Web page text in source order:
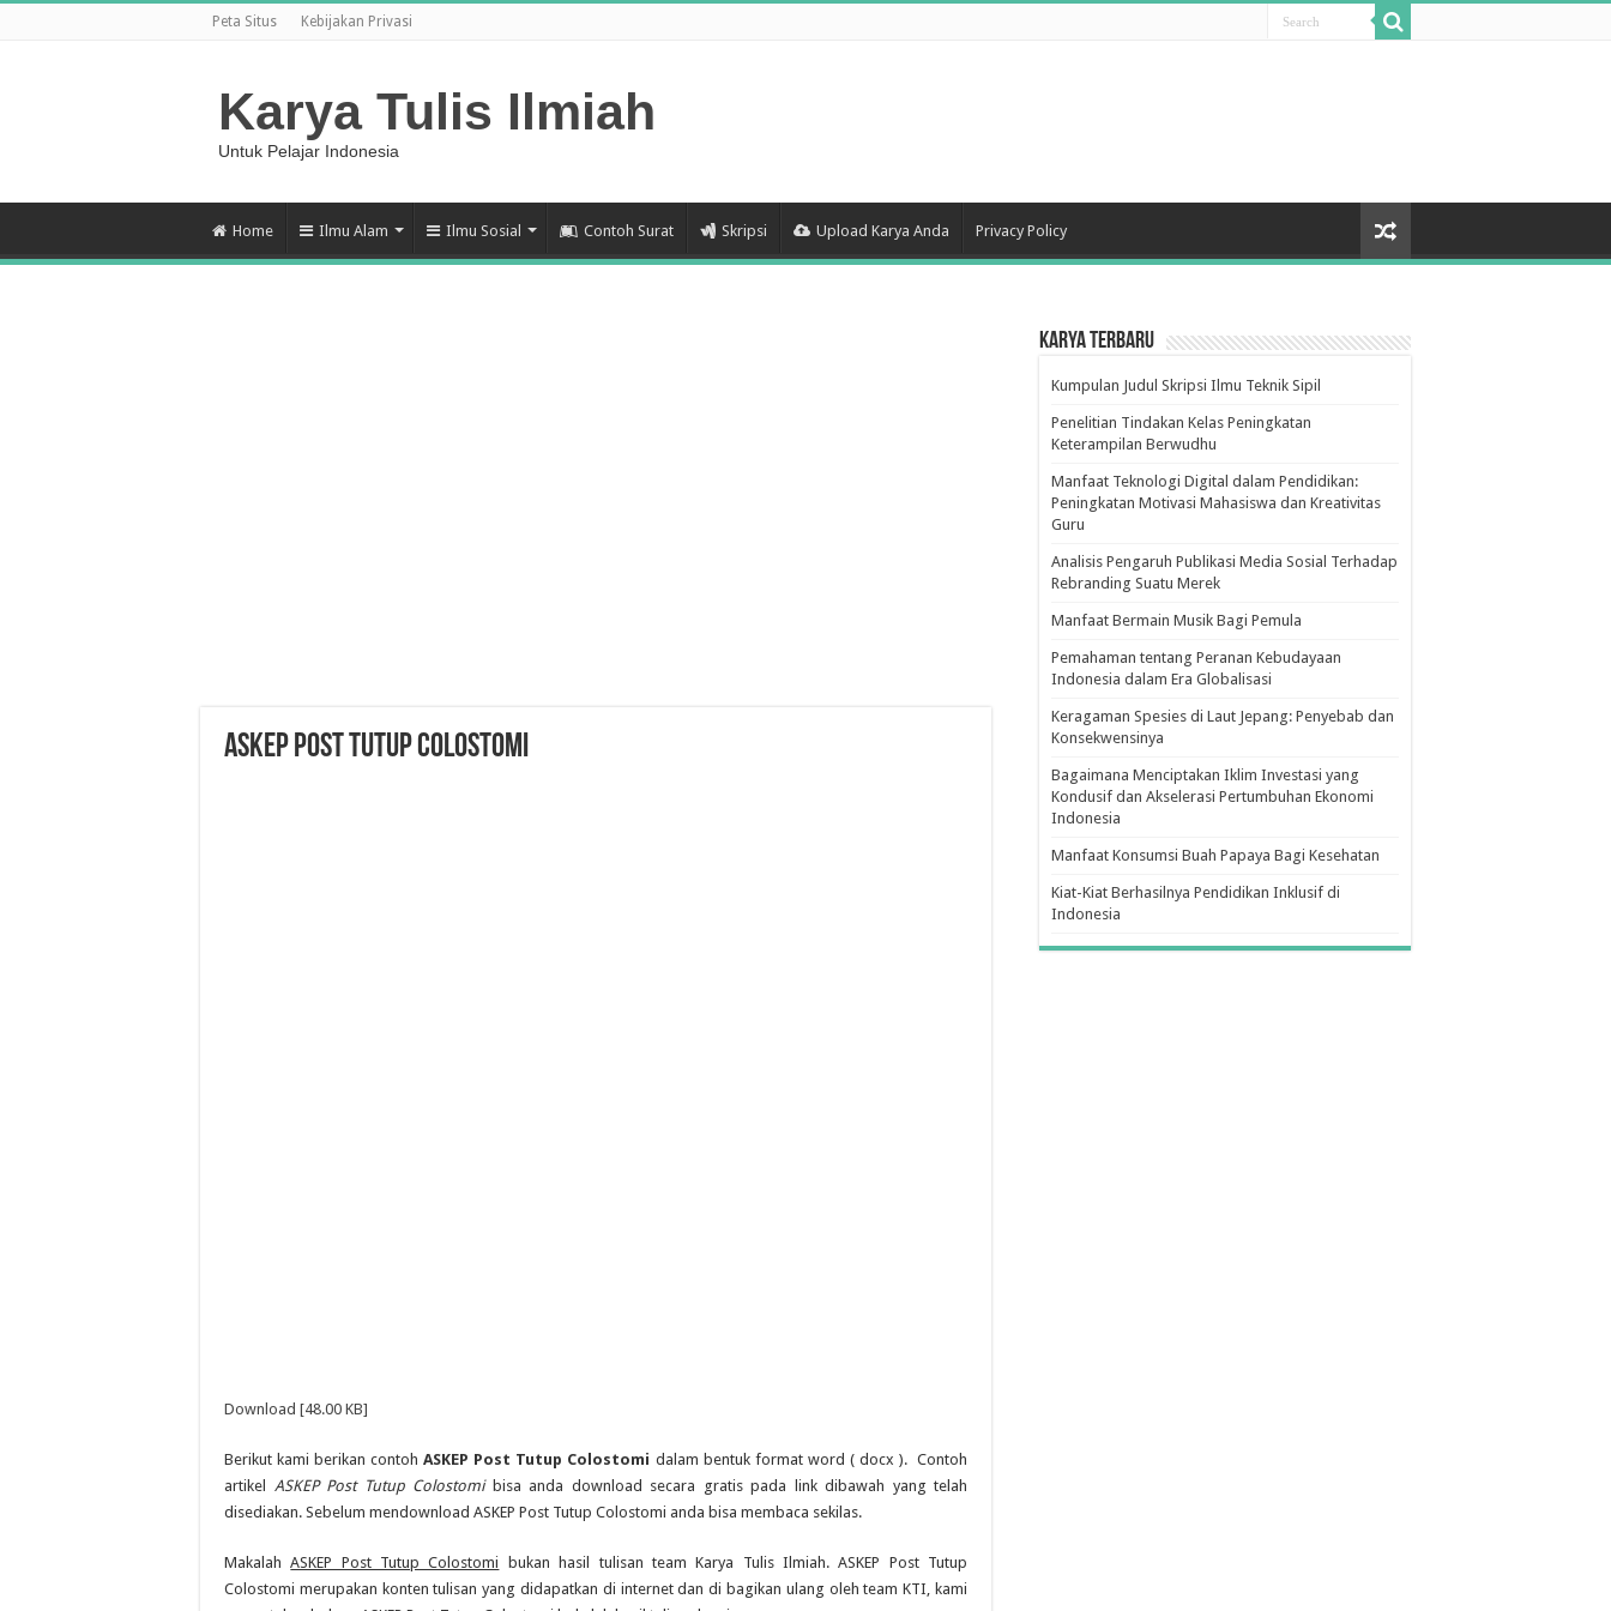
Peta Situs Kebijakan Privasi
Karya Tulis Ilmiah
Untuk Pelajar Indonesia
Home Ilmu Alam Ilmu Sosial Contoh Surat Skripsi Upload Karya Anda Privacy Policy
ASKEP Post Tutup Colostomi
Download [48.00 KB]
Berikut kami berikan contohASKEP Post Tutup Colostomi dalam bentuk format word ( docx ). Contoh
artikel ASKEP Post Tutup Colostomibisa anda download secara gratis pada link dibawah yang telah
disediakan. Sebelum mendownload ASKEP Post Tutup Colostomi anda bisa membaca sekilas.
MakalahASKEP Post Tutup Colostomi bukan hasil tulisan team Karya Tulis Ilmiah. ASKEP Post Tutup
Colostomi merupakan konten tulisan yang didapatkan di internet dan di bagikan ulang oleh team KTI, kami
Karya Terbaru
Kumpulan Judul Skripsi Ilmu Teknik Sipil
Penelitian Tindakan Kelas Peningkatan
Keterampilan Berwudhu
Manfaat Teknologi Digital dalam Pendidikan:
Peningkatan Motivasi Mahasiswa dan Kreativitas
Guru
Analisis Pengaruh Publikasi Media Sosial Terhadap
Rebranding Suatu Merek
Manfaat Bermain Musik Bagi Pemula
Pemahaman tentang Peranan Kebudayaan
Indonesia dalam Era Globalisasi
Keragaman Spesies di Laut Jepang: Penyebab dan
Konsekwensinya
Bagaimana Menciptakan Iklim Investasi yang
Kondusif dan Akselerasi Pertumbuhan Ekonomi
Indonesia
Manfaat Konsumsi Buah Papaya Bagi Kesehatan
Kiat-Kiat Berhasilnya Pendidikan Inklusif di
Indonesia